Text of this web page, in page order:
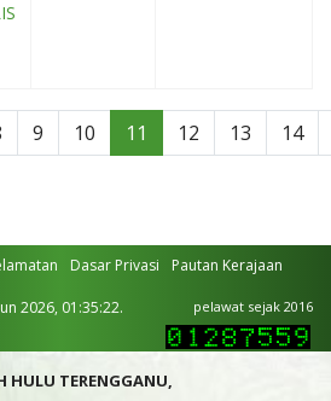
9 10 11 12 13 14
Dasar Privasi Pautan Kerajaan
2026, 01:35:22. pelawat sejak 2016
HULU TERENGGANU,